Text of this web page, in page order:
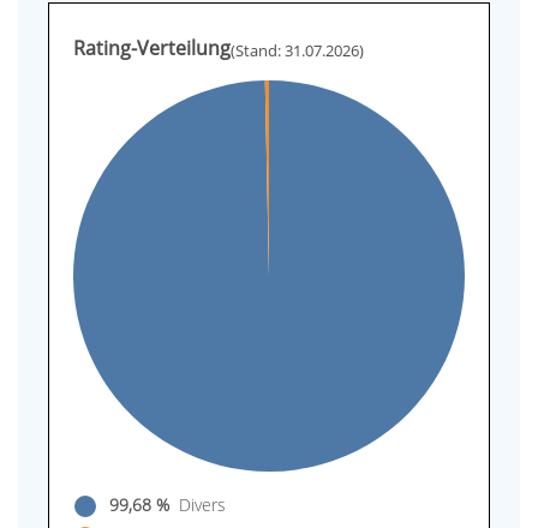
Rating-Verteilung(Stand: 31.07.2026)
99,68 % Divers